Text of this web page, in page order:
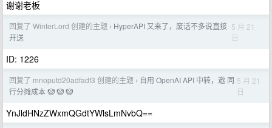
谢谢老板
回复了 WinterLord 创建的主题 › HyperAPI 又来了，废话不多说直接
开送
5 月 21
日
ID: 1226
回复了 mnoputd20adfadf3 创建的主题 › 自用 OpenAI API 中转，邀 同
行分摊成本 🤡 🤡 🤡
5 月 21
日
YnJldHNzZWxmQGdtYWlsLmNvbQ==